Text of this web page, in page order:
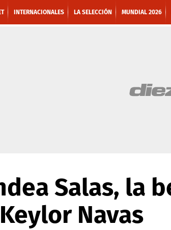
INTERNACIONALES LA SELECCIÓN MUNDIAL 2026
Salas, la
Navas